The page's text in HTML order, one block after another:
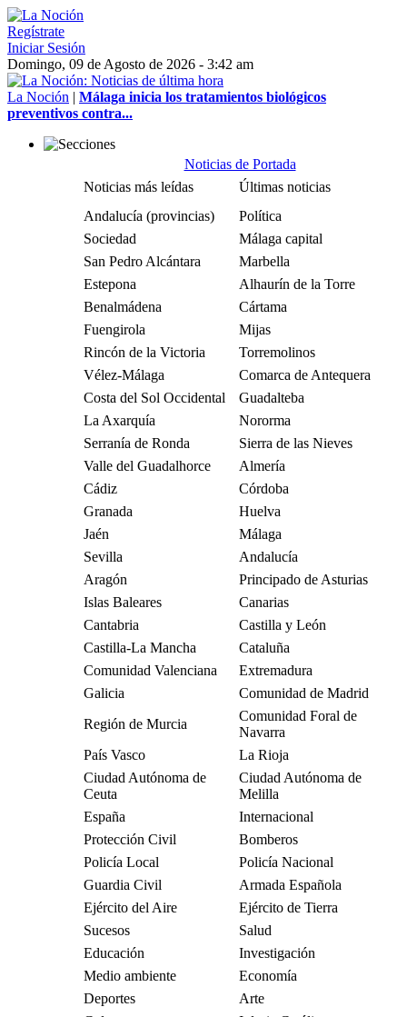
Regístrate
Iniciar Sesión
Domingo, 09 de Agosto de 2026 - 3:42 am
La Noción | Málaga inicia los tratamientos biológicos
preventivos contra...
Noticias de Portada
Noticias más leídas
Últimas noticias
Andalucía (provincias)
Política
Sociedad
Málaga capital
San Pedro Alcántara
Marbella
Estepona
Alhaurín de la Torre
Benalmádena
Cártama
Fuengirola
Mijas
Rincón de la Victoria
Torremolinos
Vélez-Málaga
Comarca de Antequera
Costa del Sol Occidental
Guadalteba
La Axarquía
Nororma
Serranía de Ronda
Sierra de las Nieves
Valle del Guadalhorce
Almería
Cádiz
Córdoba
Granada
Huelva
Jaén
Málaga
Sevilla
Andalucía
Aragón
Principado de Asturias
Islas Baleares
Canarias
Cantabria
Castilla y León
Castilla-La Mancha
Cataluña
Comunidad Valenciana
Extremadura
Galicia
Comunidad de Madrid
Región de Murcia
Comunidad Foral de
Navarra
País Vasco
La Rioja
Ciudad Autónoma de
Ceuta
Ciudad Autónoma de
Melilla
España
Internacional
Protección Civil
Bomberos
Policía Local
Policía Nacional
Guardia Civil
Armada Española
Ejército del Aire
Ejército de Tierra
Sucesos
Salud
Educación
Investigación
Medio ambiente
Economía
Deportes
Arte